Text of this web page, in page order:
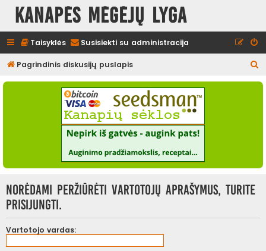
Kanapės mėgėjų lyga
Taisyklės Susisiekti su administracija
Pagrindinis diskusijų puslapis
e
Norėdami peržiūrėti vartotojų aprašymus, turite
prisijungti.
Vartotojo vardas: